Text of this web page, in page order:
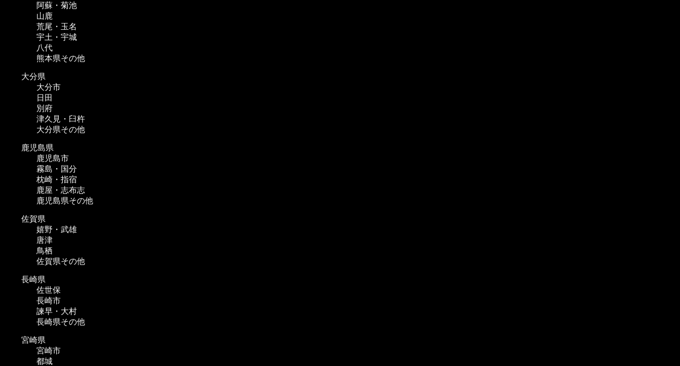
阿蘇・菊池
山鹿
荒尾・玉名
宇土・宇城
八代
熊本県その他
大分県
大分市
日田
別府
津久見・臼杵
大分県その他
鹿児島県
鹿児島市
霧島・国分
枕崎・指宿
鹿屋・志布志
鹿児島県その他
佐賀県
嬉野・武雄
唐津
鳥栖
佐賀県その他
長崎県
佐世保
長崎市
諫早・大村
長崎県その他
宮崎県
宮崎市
都城